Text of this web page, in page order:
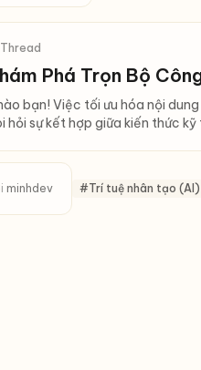
Phá Trọn Bộ
bạn! Việc tối ưu hóa nội
hỏi sự kết hợp giữa kiến thức
minhdev #Trí tuệ nhân tạo (AI)